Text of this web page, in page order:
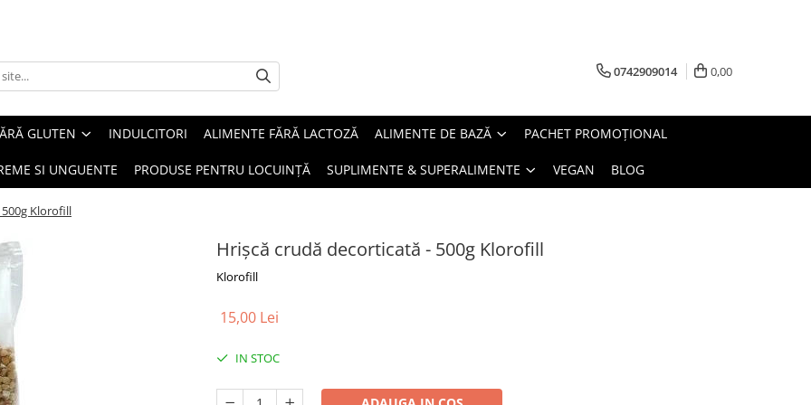
0742909014 0,00
GLUTEN INDULCITORI ALIMENTE FĂRĂ LACTOZĂ ALIMENTE DE BAZĂ PACHET PROMOȚIONAL
SI UNGUENTE PRODUSE PENTRU LOCUINȚĂ SUPLIMENTE & SUPERALIMENTE VEGAN BLOG
Klorofill
Hrișcă crudă decorticată - 500g Klorofill
Klorofill
15,00 Lei
IN STOC